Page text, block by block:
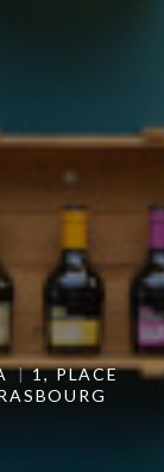
1, PLACE